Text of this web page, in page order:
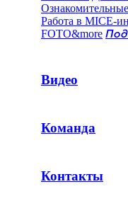
Работа в MICE-
FOTO&more
Видео
Команда
Контакты